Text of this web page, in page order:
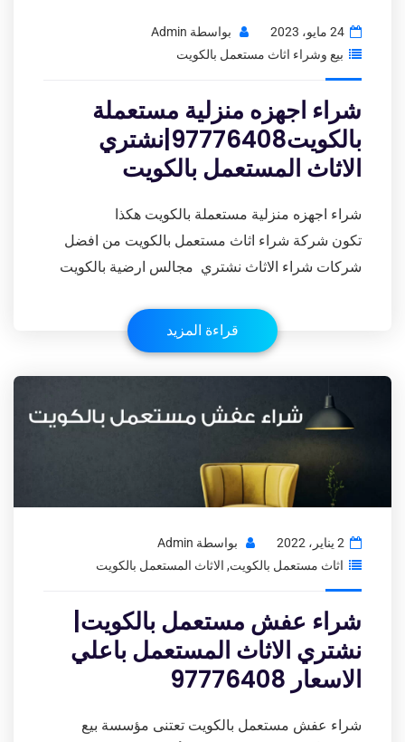
24 مايو، 2023 بواسطة Admin
بيع وشراء اثاث مستعمل بالكويت
شراء اجهزه منزلية مستعملة
بالكويت97776408|نشتري
الاثاث المستعمل بالكويت
شراء اجهزه منزلية مستعملة بالكويت هكذا
تكون شركة شراء اثاث مستعمل بالكويت من افضل
شركات شراء الاثاث نشتري مجالس ارضية بالكويت
قراءة المزيد
2 يناير، 2022 بواسطة Admin
اثاث مستعمل بالكويت, الاثاث المستعمل بالكويت
شراء عفش مستعمل بالكويت|
نشتري الاثاث المستعمل باعلي
الاسعار 97776408
شراء عفش مستعمل بالكويت تعتنى مؤسسة بيع